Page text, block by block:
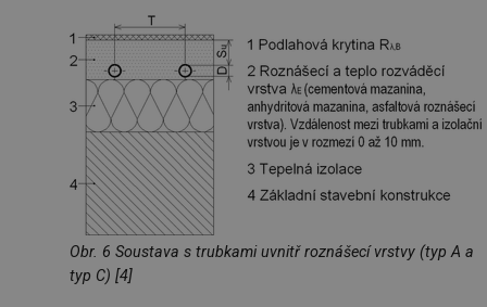
Obr. 6 Soustava s trubkami uvnitř roznášecí vrstvy (typ A a
typ C) [4]